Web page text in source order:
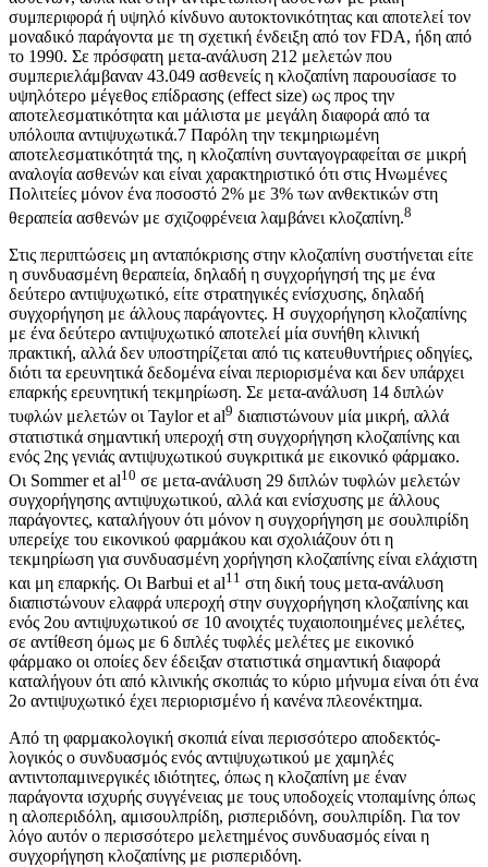
συμπεριφορά ή υψηλό κίνδυνο αυτοκτονικότητας και αποτελεί τον
μοναδικό παράγοντα με τη σχετική ένδειξη από τον FDA, ήδη από
το 1990. Σε πρόσφατη μετα-ανάλυση 212 μελετών που
συμπεριελάμβαναν 43.049 ασθενείς η κλοζαπίνη παρουσίασε το
υψηλότερο μέγεθος επίδρασης (effect size) ως προς την
αποτελεσματικότητα και μάλιστα με μεγάλη διαφορά από τα
υπόλοιπα αντιψυχωτικά.7 Παρόλη την τεκμηριωμένη
αποτελεσματικότητά της, η κλοζαπίνη συνταγογραφείται σε μικρή
αναλογία ασθενών και είναι χαρακτηριστικό ότι στις Ηνωμένες
Πολιτείες μόνον ένα ποσοστό 2% με 3% των ανθεκτικών στη
θεραπεία ασθενών με σχιζοφρένεια λαμβάνει κλοζαπίνη.8
Στις περιπτώσεις μη ανταπόκρισης στην κλοζαπίνη συστήνεται είτε
η συνδυασμένη θεραπεία, δηλαδή η συγχορήγησή της με ένα
δεύτερο αντιψυχωτικό, είτε στρατηγικές ενίσχυσης, δηλαδή
συγχορήγηση με άλλους παράγοντες. Η συγχορήγηση κλοζαπίνης
με ένα δεύτερο αντιψυχωτικό αποτελεί μία συνήθη κλινική
πρακτική, αλλά δεν υποστηρίζεται από τις κατευθυντήριες οδηγίες,
διότι τα ερευνητικά δεδομένα είναι περιορισμένα και δεν υπάρχει
επαρκής ερευνητική τεκμηρίωση. Σε μετα-ανάλυση 14 διπλών
τυφλών μελετών οι Taylor et al9 διαπιστώνουν μία μικρή, αλλά
στατιστικά σημαντική υπεροχή στη συγχορήγηση κλοζαπίνης και
ενός 2ης γενιάς αντιψυχωτικού συγκριτικά με εικονικό φάρμακο.
Οι Sommer et al10 σε μετα-ανάλυση 29 διπλών τυφλών μελετών
συγχορήγησης αντιψυχωτικού, αλλά και ενίσχυσης με άλλους
παράγοντες, καταλήγουν ότι μόνον η συγχορήγηση με σουλπιρίδη
υπερείχε του εικονικού φαρμάκου και σχολιάζουν ότι η
τεκμηρίωση για συνδυασμένη χορήγηση κλοζαπίνης είναι ελάχιστη
και μη επαρκής. Οι Barbui et al11 στη δική τους μετα-ανάλυση
διαπιστώνουν ελαφρά υπεροχή στην συγχορήγηση κλοζαπίνης και
ενός 2ου αντιψυχωτικού σε 10 ανοιχτές τυχαιοποιημένες μελέτες,
σε αντίθεση όμως με 6 διπλές τυφλές μελέτες με εικονικό
φάρμακο οι οποίες δεν έδειξαν στατιστικά σημαντική διαφορά
καταλήγουν ότι από κλινικής σκοπιάς το κύριο μήνυμα είναι ότι ένα
2ο αντιψυχωτικό έχει περιορισμένο ή κανένα πλεονέκτημα.
Από τη φαρμακολογική σκοπιά είναι περισσότερο αποδεκτός-
λογικός ο συνδυασμός ενός αντιψυχωτικού με χαμηλές
αντιντοπαμινεργικές ιδιότητες, όπως η κλοζαπίνη με έναν
παράγοντα ισχυρής συγγένειας με τους υποδοχείς ντοπαμίνης όπως
η αλοπεριδόλη, αμισουλπρίδη, ρισπεριδόνη, σουλπιρίδη. Για τον
λόγο αυτόν ο περισσότερο μελετημένος συνδυασμός είναι η
συγχορήγηση κλοζαπίνης με ρισπεριδόνη.